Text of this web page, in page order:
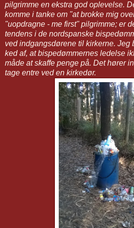
pilgrimme en ekstra god oplevelse.
komme i tanke om "at brokke mig
"uopdragne - me first" pilgrimme; er
tendens i de nordspanske
ved indgangsdørene til kirkerne. Jeg
ked af, at bispedømmernes ledelse
måde at skaffe penge på. Det hører
tage entre ved en kirkedør.